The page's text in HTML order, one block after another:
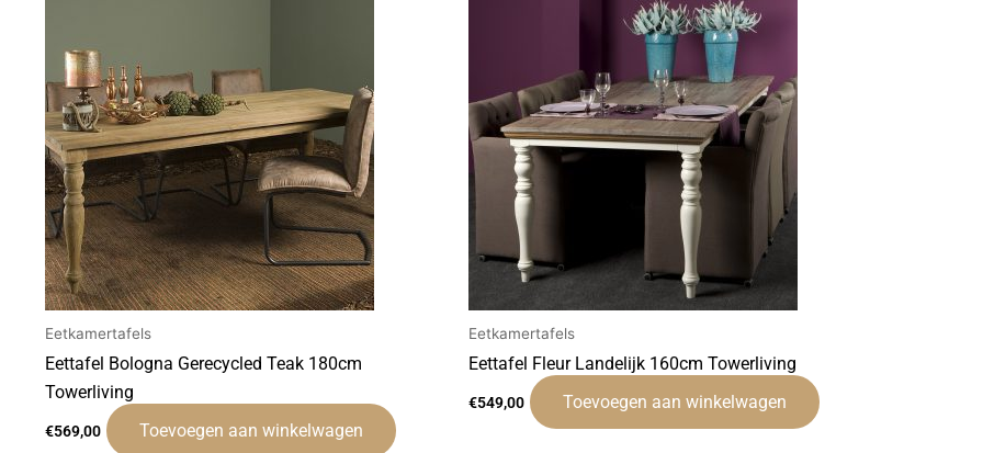
Eetkamertafels
Eettafel Bologna Gerecycled Teak 180cm
Towerliving
€569,00 Toevoegen aan winkelwagen
Eetkamertafels
Eettafel Fleur Landelijk 160cm Towerliving
€549,00 Toevoegen aan winkelwagen